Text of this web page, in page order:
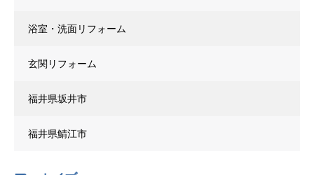
浴室・洗面リフォーム
玄関リフォーム
福井県坂井市
福井県鯖江市